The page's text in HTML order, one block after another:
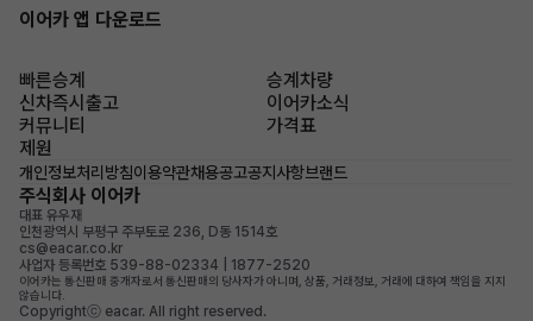
이어카 앱 다운로드
빠른승계
승계차량
신차즉시출고
이어카소식
커뮤니티
가격표
제원
개인정보처리방침이용약관채용공고공지사항브랜드
주식회사 이어카
대표 유우재
인천광역시 부평구 주부토로 236, D동 1514호
cs@eacar.co.kr
사업자 등록번호 539-88-02334 | 1877-2520
이어카는 통신판매 중개자로서 통신판매의 당사자가 아니며, 상품, 거래정보, 거래에 대하여 책임을 지지
않습니다.
Copyrightⓒ eacar. All right reserved.